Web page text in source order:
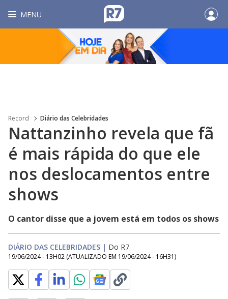
MENU
Record Diário das Celebridades
Nattanzinho revela que fã
é mais rápida do que ele
nos deslocamentos entre
shows
O cantor disse que a jovem está em todos os shows
DIÁRIO DAS CELEBRIDADES | Do R7
19/06/2024 - 13H02 (ATUALIZADO EM 19/06/2024 - 16H31)